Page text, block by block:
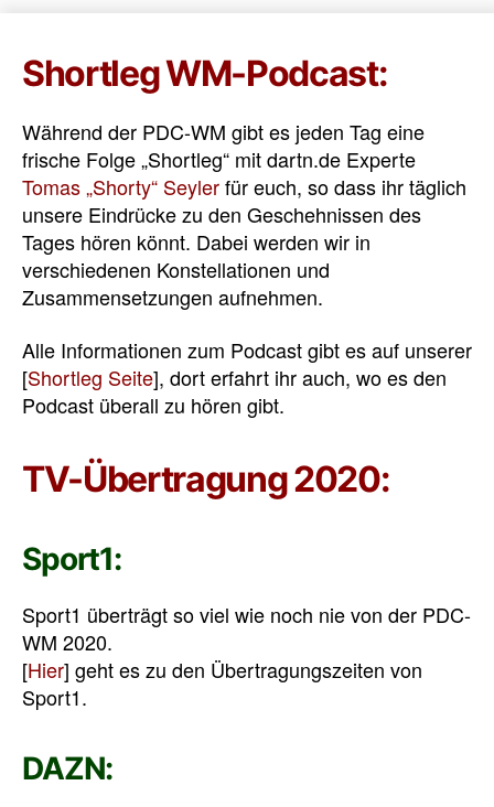
Shortleg WM-Podcast:
Während der PDC-WM gibt es jeden Tag eine
frische Folge „Shortleg“ mit dartn.de Experte
Tomas „Shorty“ Seylerfür euch, so dass ihr täglich
unsere Eindrücke zu den Geschehnissen des
Tages hören könnt. Dabei werden wir in
verschiedenen Konstellationen und
Zusammensetzungen aufnehmen.
Alle Informationen zum Podcast gibt es auf unserer
[Shortleg Seite], dort erfahrt ihr auch, wo es den
Podcast überall zu hören gibt.
TV-Übertragung 2020:
Sport1:
Sport1 überträgt so viel wie noch nie von der PDC-
WM 2020.
[Hier] geht es zu den Übertragungszeiten von
Sport1.
DAZN: